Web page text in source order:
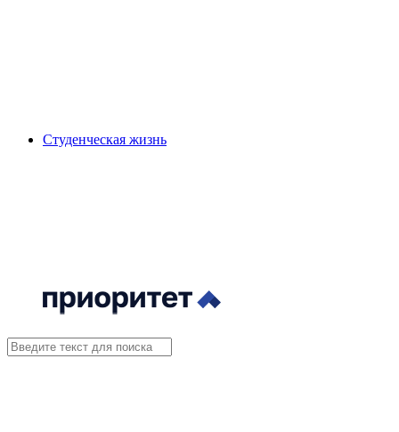
Студенческая жизнь